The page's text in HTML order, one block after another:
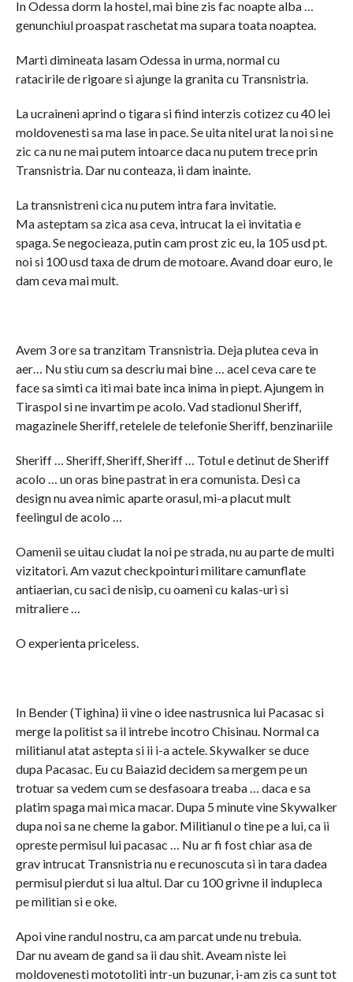
In Odessa dorm la hostel, mai bine zis fac noapte alba …
genunchiul proaspat raschetat ma supara toata noaptea.
Marti dimineata lasam Odessa in urma, normal cu
ratacirile de rigoare si ajunge la granita cu Transnistria.
La ucraineni aprind o tigara si fiind interzis cotizez cu 40 lei
moldovenesti sa ma lase in pace. Se uita nitel urat la noi si ne
zic ca nu ne mai putem intoarce daca nu putem trece prin
Transnistria. Dar nu conteaza, ii dam inainte.
La transnistreni cica nu putem intra fara invitatie.
Ma asteptam sa zica asa ceva, intrucat la ei invitatia e
spaga. Se negocieaza, putin cam prost zic eu, la 105 usd pt.
noi si 100 usd taxa de drum de motoare. Avand doar euro, le
dam ceva mai mult.
Avem 3 ore sa tranzitam Transnistria. Deja plutea ceva in
aer… Nu stiu cum sa descriu mai bine … acel ceva care te
face sa simti ca iti mai bate inca inima in piept. Ajungem in
Tiraspol si ne invartim pe acolo. Vad stadionul Sheriff,
magazinele Sheriff, retelele de telefonie Sheriff, benzinariile
Sheriff … Sheriff, Sheriff, Sheriff … Totul e detinut de Sheriff
acolo … un oras bine pastrat in era comunista. Desi ca
design nu avea nimic aparte orasul, mi-a placut mult
feelingul de acolo …
Oamenii se uitau ciudat la noi pe strada, nu au parte de multi
vizitatori. Am vazut checkpointuri militare camunflate
antiaerian, cu saci de nisip, cu oameni cu kalas-uri si
mitraliere …
O experienta priceless.
In Bender (Tighina) ii vine o idee nastrusnica lui Pacasac si
merge la politist sa il intrebe incotro Chisinau. Normal ca
militianul atat astepta si ii i-a actele. Skywalker se duce
dupa Pacasac. Eu cu Baiazid decidem sa mergem pe un
trotuar sa vedem cum se desfasoara treaba … daca e sa
platim spaga mai mica macar. Dupa 5 minute vine Skywalker
dupa noi sa ne cheme la gabor. Militianul o tine pe a lui, ca ii
opreste permisul lui pacasac … Nu ar fi fost chiar asa de
grav intrucat Transnistria nu e recunoscuta si in tara dadea
permisul pierdut si lua altul. Dar cu 100 grivne il indupleca
pe militian si e oke.
Apoi vine randul nostru, ca am parcat unde nu trebuia.
Dar nu aveam de gand sa ii dau shit. Aveam niste lei
moldovenesti mototoliti intr-un buzunar, i-am zis ca sunt tot